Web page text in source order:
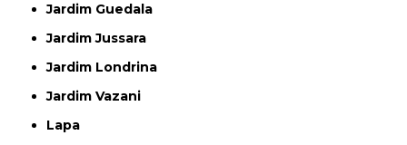
Jardim Guedala
Jardim Jussara
Jardim Londrina
Jardim Vazani
Lapa